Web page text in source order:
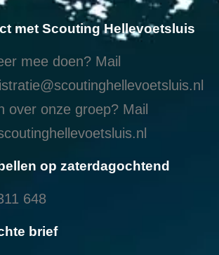
met Scouting Hellevoetsluis
mee doen? Mail
over onze groep? Mail
op zaterdagochtend
648
brief